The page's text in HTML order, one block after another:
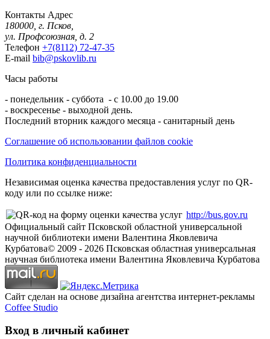
Контакты Адрес
180000, г. Псков,
ул. Профсоюзная, д. 2
Телефон +7(8112) 72-47-35
E-mail bib@pskovlib.ru
Часы работы
- понедельник - суббота - с 10.00 до 19.00
- воскресенье - выходной день.
Последний вторник каждого месяца - санитарный день
Соглашение об использовании файлов cookie
Политика конфиденциальности
Независимая оценка качества предоставления услуг по QR-
коду или по ссылке ниже:
http://bus.gov.ru
Официальный сайт Псковской областной универсальной
научной библиотеки имени Валентина Яковлевича
Курбатова© 2009 - 2026 Псковская областная универсальная
научная библиотека имени Валентина Яковлевича Курбатова
Сайт сделан на основе дизайна агентства интернет-рекламы
Coffee Studio
Вход в личный кабинет